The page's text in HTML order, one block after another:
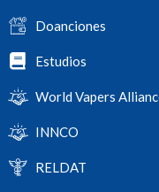
Doanciones
Estudios
World Vapers
INNCO
RELDAT